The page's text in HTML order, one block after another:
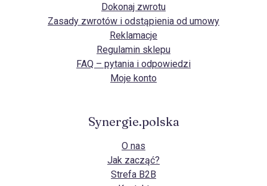
Dokonaj zwrotu
Zasady zwrotów i odstąpienia od umowy
Reklamacje
Regulamin sklepu
FAQ – pytania i odpowiedzi
Moje konto
Synergie.polska
O nas
Jak zacząć?
Strefa B2B